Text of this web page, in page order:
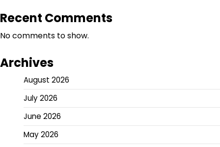
Recent Comments
No comments to show.
Archives
August 2026
July 2026
June 2026
May 2026